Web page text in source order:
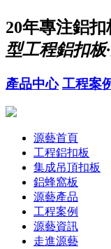
20年專注鋁扣
型工程鋁扣板
產品中心 工程案
源藝首頁
工程鋁扣板
集成吊頂扣板
鋁蜂窩板
源藝產品
工程案例
源藝資訊
走進源藝